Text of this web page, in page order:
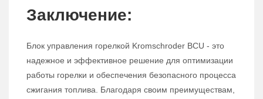
Заключение:
Блок управления горелкой Kromschroder BCU - это
надежное и эффективное решение для оптимизации
работы горелки и обеспечения безопасного процесса
сжигания топлива. Благодаря своим преимуществам,